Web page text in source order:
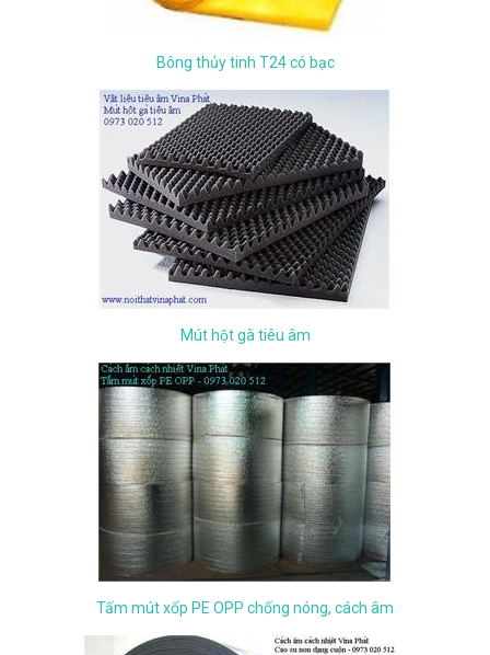
Bông thủy tinh T24 có bạc
Mút hột gà tiêu âm
Tấm mút xốp PE OPP chống nóng, cách âm